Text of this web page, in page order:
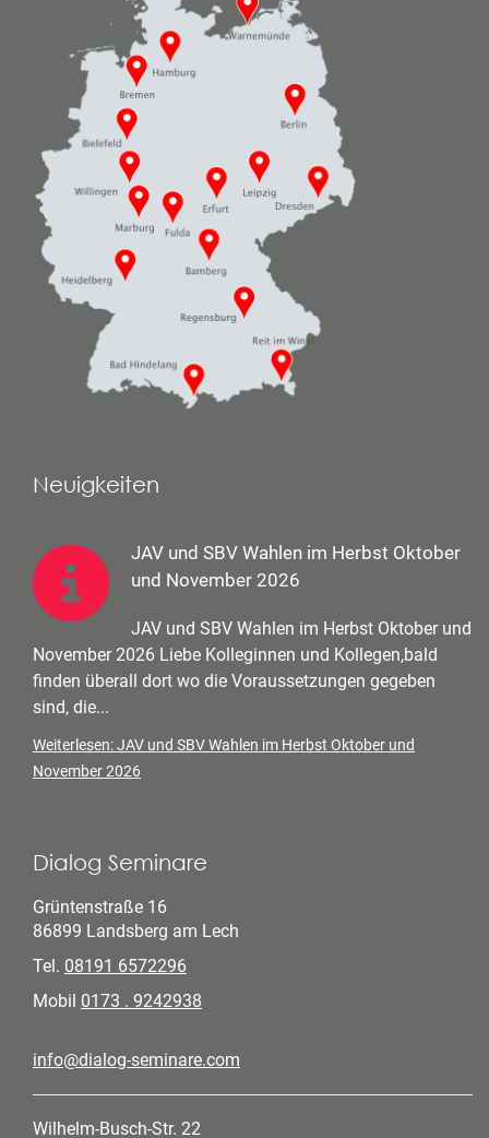
Neuigkeiten
JAV und SBV Wahlen im Herbst Oktober
und November 2026
JAV und SBV Wahlen im Herbst Oktober und
November 2026 Liebe Kolleginnen und Kollegen,bald
finden überall dort wo die Voraussetzungen gegeben
sind, die...
Weiterlesen: JAV und SBV Wahlen im Herbst Oktober und
November 2026
Dialog Seminare
Grüntenstraße 16
86899 Landsberg am Lech
Tel. 08191 6572296
Mobil 0173 . 9242938
info@dialog-seminare.com
Wilhelm-Busch-Str. 22